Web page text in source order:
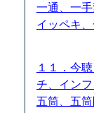
一通、一
イッペキ
１１．今
チ、イン
五筒、五